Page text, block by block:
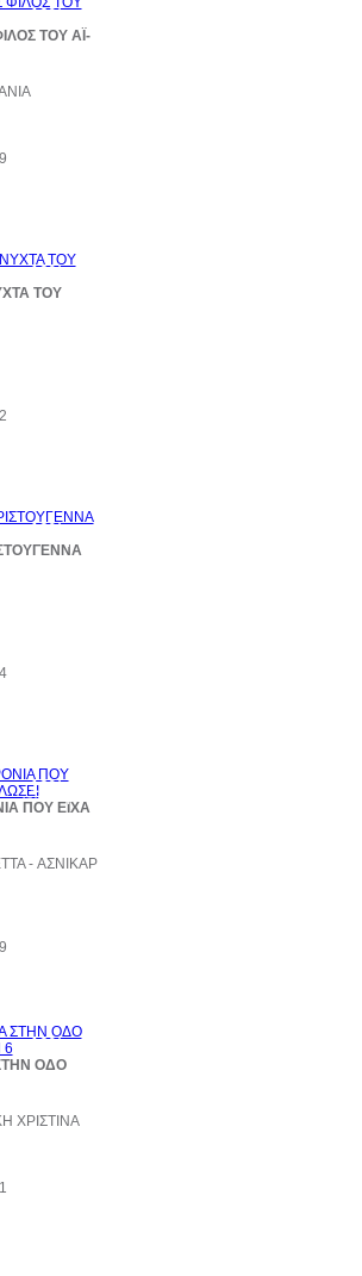
10%
ΤΟΥ ΑΪ-
10%
ΤΟΥ
10%
10%
έκπτωση
ΠΟΥ ΕΙΧΑ
- ΑΣΝΙΚΑΡ
10%
ΟΔΟ
ΧΡΙΣΤΙΝΑ